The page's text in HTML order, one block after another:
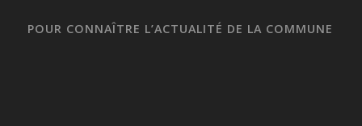
POUR CONNAÎTRE L’ACTUALITÉ DE LA COMMUNE